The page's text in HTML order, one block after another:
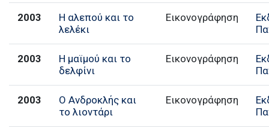
2003
Η αλεπού και το
λελέκι
Εικονογράφηση
2003
Η μαϊμού και το
δελφίνι
Εικονογράφηση
2003
Ο Ανδροκλής και
το λιοντάρι
Εικονογράφηση